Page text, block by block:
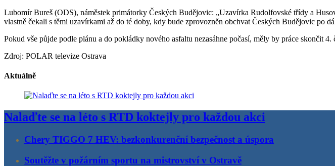
Lubomír Bureš (ODS), náměstek primátorky Českých Budějovic: „Uzavírka Rudolfovské třídy a
vlastně čekali s těmi uzavírkami až do té doby, kdy bude zprovozněn obchvat Českých Budějovic po
Pokud vše půjde podle plánu a do pokládky nového asfaltu nezasáhne počasí, měly by práce skončit 4.
Zdroj: POLAR televize Ostrava
Aktuálně
Nalaďte se na léto s RTD koktejly pro každou akci
Chery TIGGO 7 HEV: bezkonkurenční bezpečnost a úspora
Soutěžte v požárním sportu na mistrovství v Ostravě